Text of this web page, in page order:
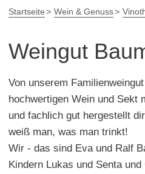
Startseite Wein & Genuss
Weingut
Von unserem
hochwertigen Wein und Sekt
und fachlich gut hergestellt
weiß man, was man trinkt!
Wir - das sind Eva und Ralf
Kindern Lukas und Senta und